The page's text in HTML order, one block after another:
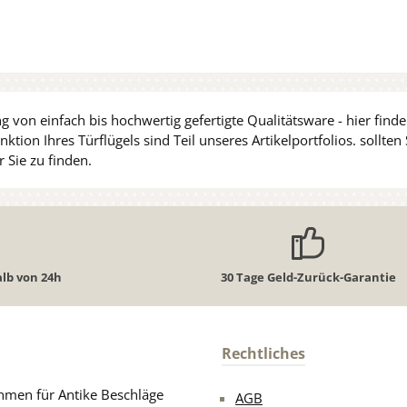
von einfach bis hochwertig gefertigte Qualitätsware - hier
Ihres Türflügels sind Teil unseres Artikelportfolios.
Sie zu finden.
von 24h 30 Tage Geld-Zurück-Garantie
für Antike Beschläge
Rechtliches
AGB